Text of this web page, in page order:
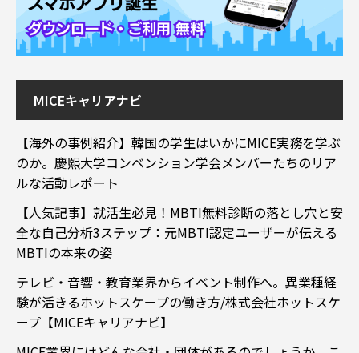
MICEキャリアナビ
【海外の事例紹介】韓国の学生はいかにMICE実務を学ぶ
のか。慶煕大学コンベンション学会メンバーたちのリア
ルな活動レポート
【人気記事】就活生必見！MBTI無料診断の落とし穴と安
全な自己分析3ステップ：元MBTI認定ユーザーが伝える
MBTIの本来の姿
テレビ・音響・教育業界からイベント制作へ。異業種経
験が活きるホットスケープの働き方/株式会社ホットスケ
ープ【MICEキャリアナビ】